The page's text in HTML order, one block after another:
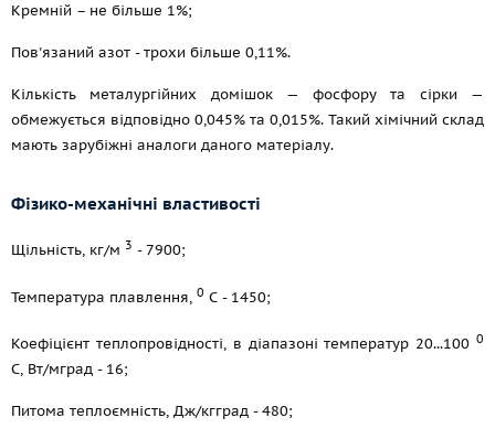
Кремній – не більше 1%;
Пов'язаний азот - трохи більше 0,11%.
Кількість металургійних домішок — фосфору та сірки —
обмежується відповідно 0,045% та 0,015%. Такий хімічний склад
мають зарубіжні аналоги даного матеріалу.
Фізико-механічні властивості
Щільність, кг/м 3 - 7900;
Температура плавлення, 0 С - 1450;
Коефіцієнт теплопровідності, в діапазоні температур 20...100 0
С, Вт/мград - 16;
Питома теплоємність, Дж/кгград - 480;